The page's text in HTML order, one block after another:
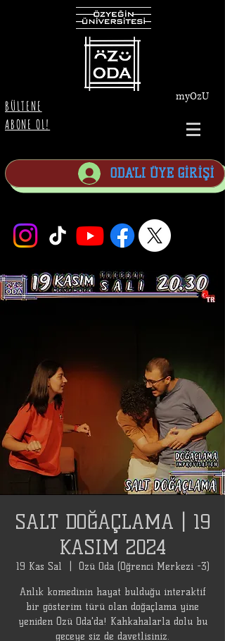
BÜLTENE
ABONE OL!
myOzU
ODA'LI ÜYE GİRİŞİ
SALT DOĞAÇLAMA | 19
KASIM 2024
19 Kas Sal Özü Oda (Öğrenci Merkezi -3)
Anlık komedinin hayat bulduğu interaktif
bir gösterim türü olan doğaçlama yine
yeniden Özü Oda'da! Kahkahalarla dolu bu
geceye siz de davetlisiniz.